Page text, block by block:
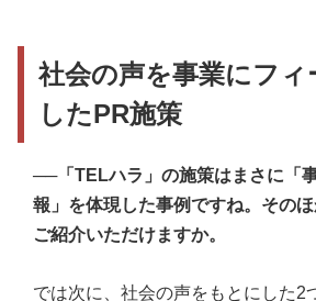
社会の声を事業にフィ
したPR施策
──「TELハラ」の施策はまさに「
報」を体現した事例ですね。その
ご紹介いただけますか。
では次に、社会の声をもとにした2